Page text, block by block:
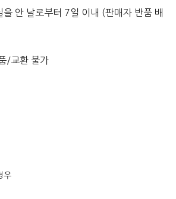
안 날로부터 7일 이내 (판매자 반품 배
/교환 불가
우